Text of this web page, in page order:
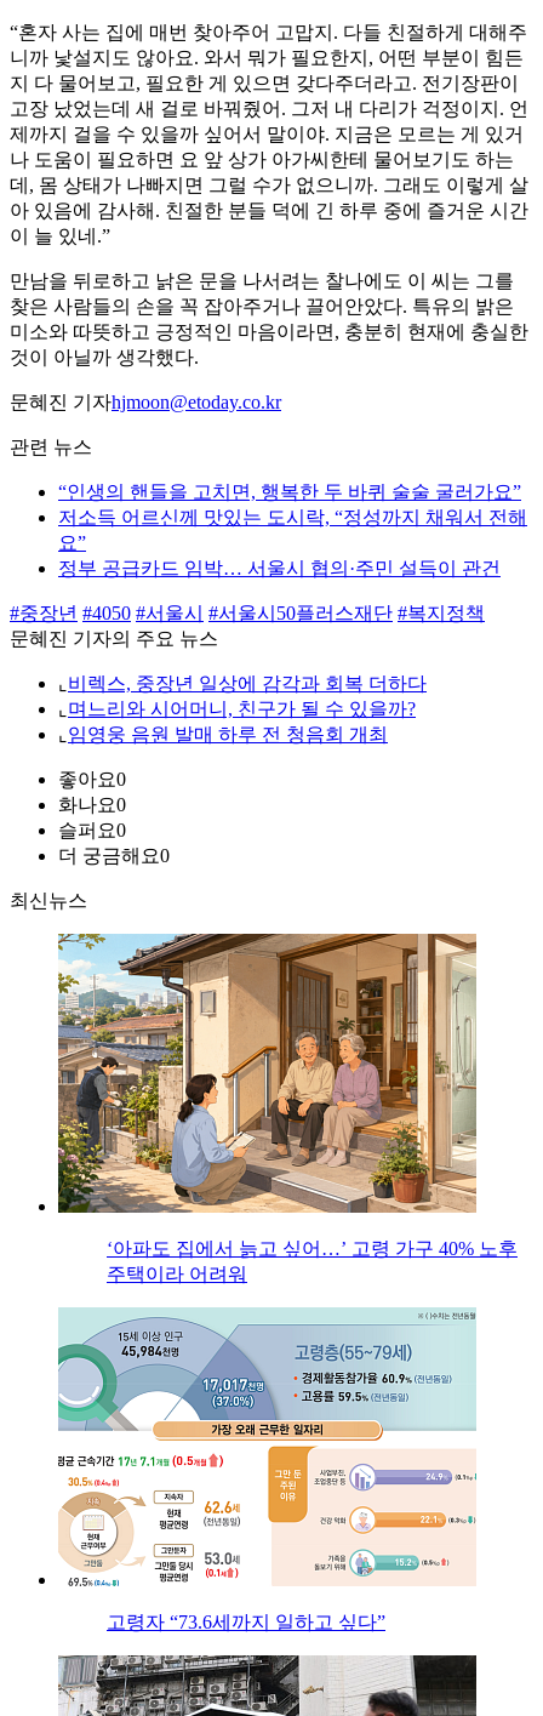
“혼자 사는 집에 매번 찾아주어 고맙지. 다들 친절하게 대해주
니까 낯설지도 않아요. 와서 뭐가 필요한지, 어떤 부분이 힘든
지 다 물어보고, 필요한 게 있으면 갖다주더라고. 전기장판이
고장 났었는데 새 걸로 바꿔줬어. 그저 내 다리가 걱정이지. 언
제까지 걸을 수 있을까 싶어서 말이야. 지금은 모르는 게 있거
나 도움이 필요하면 요 앞 상가 아가씨한테 물어보기도 하는
데, 몸 상태가 나빠지면 그럴 수가 없으니까. 그래도 이렇게 살
아 있음에 감사해. 친절한 분들 덕에 긴 하루 중에 즐거운 시간
이 늘 있네.”
만남을 뒤로하고 낡은 문을 나서려는 찰나에도 이 씨는 그를
찾은 사람들의 손을 꼭 잡아주거나 끌어안았다. 특유의 밝은
미소와 따뜻하고 긍정적인 마음이라면, 충분히 현재에 충실한
것이 아닐까 생각했다.
문혜진 기자hjmoon@etoday.co.kr
관련 뉴스
“인생의 핸들을 고치면, 행복한 두 바퀴 술술 굴러가요”
저소득 어르신께 맛있는 도시락, “정성까지 채워서 전해
요”
정부 공급카드 임박… 서울시 협의·주민 설득이 관건
#중장년 #4050 #서울시 #서울시50플러스재단 #복지정책
문혜진 기자의 주요 뉴스
⌞ 비렉스, 중장년 일상에 감각과 회복 더하다
⌞ 며느리와 시어머니, 친구가 될 수 있을까?
⌞ 임영웅 음원 발매 하루 전 청음회 개최
좋아요0
화나요0
슬퍼요0
더 궁금해요0
최신뉴스
‘아파도 집에서 늙고 싶어…’ 고령 가구 40% 노후
주택이라 어려워
고령자 “73.6세까지 일하고 싶다”